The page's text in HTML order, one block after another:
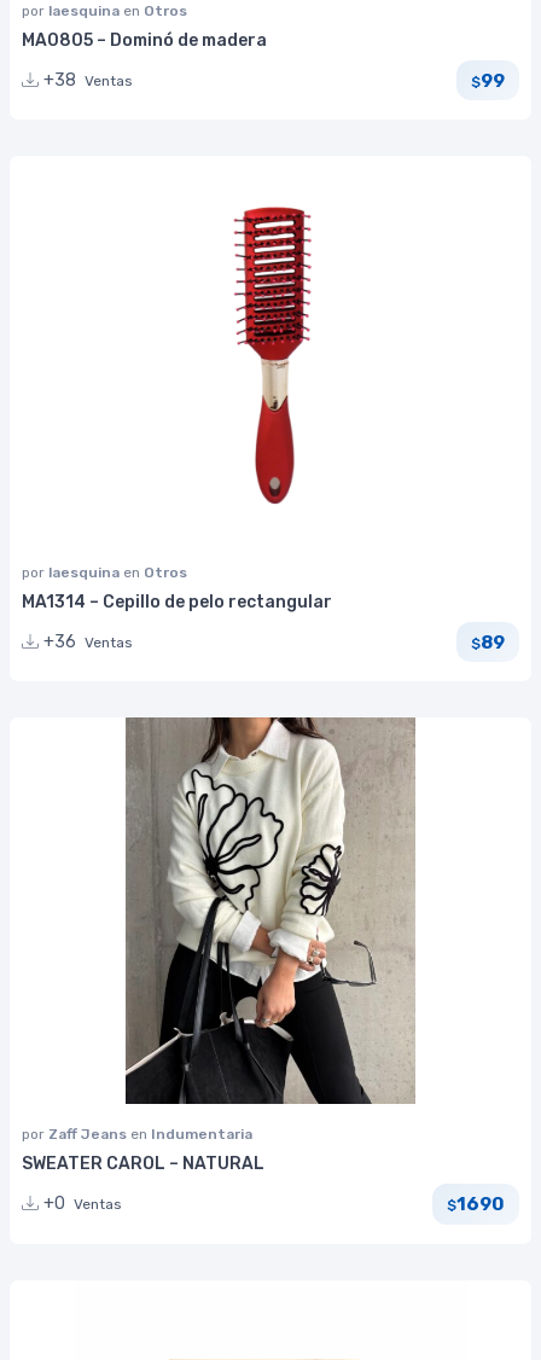
por laesquina en Otros
MA0805 – Dominó de madera
+38 Ventas $99
por laesquina en Otros
MA1314 – Cepillo de pelo rectangular
+36 Ventas $89
por Zaff Jeans en Indumentaria
SWEATER CAROL – NATURAL
+0 Ventas $1690